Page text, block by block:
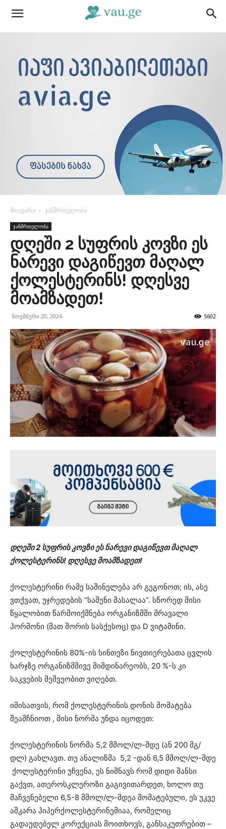
მთავარი ჯანმრთელობა
ჯანმრთელობა
დღეში 2 სუფრის კოვზი ეს
ნარევი დაგიწევთ მაღალ
ქოლესტერინს! დღესვე
მოამზადეთ!
ნოემბერი 20, 2024 5602
დღეში 2 სუფრის კოვზი ეს ნარევი დაგიწევთ მაღალ
ქოლესტერინს! დღესვე მოამზადეთ!
ქოლესტერინი რამე საშინელება არ გეგონოთ; ის, ასე
ვთქვათ, უჯრედების “საშენი მასალაა“. სწორედ მისი
წყალობით წარმოიქმნება ორგანიზმში მრავალი
ჰორმონი (მათ შორის სასქესოც) და D ვიტამინი.
ქოლესტერინის 80%-ის სინთეზი ნივთიერებათა ცვლის
ხარჯზე ორგანიზმშივე მიმდინარეობს, 20 %-ს კი
საკვების მეშვეობით ვიღებთ.
იმისათვის, რომ ქოლესტერინის დონის მომატება
შეამჩნიოთ , მისი ნორმა უნდა იცოდეთ:
ქოლესტერინის ნორმა 5,2 მმოლ/ლ-მდე (ან 200 მგ/
დლ) გახლავთ. თუ ანალიზმა 5,2 -დან 6,5 მმოლ/ლ-მდე
ქოლესტერინი უჩვენა, ეს ნიშნავს რომ დიდი შანსი
გაქვთ, ათეროსკლეროზი გაგივითარდეთ, ხოლო თუ
მაჩვენებელი 6,5-8 მმოლ/ლ-მდეა მომატებული, ეს უკვე
აშკარა ჰიპერქოლესტერინემიაა, რომელიც
გადაუდებელ კორექციას მოითხოვს, განსაკუთრებით –